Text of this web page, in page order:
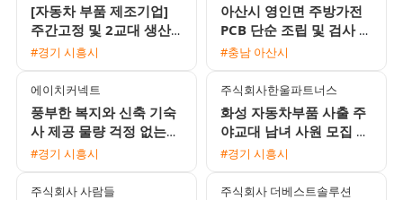
[자동차 부품 제조기업]
주간고정 및 2교대 생산·
물류·검사 사원 모집 (초
#경기 시흥시
아산시 영인면 주방가전
PCB 단순 조립 및 검사 채
용 자차필수
#충남 아산시
에이치커넥트
풍부한 복지와 신축 기숙
사 제공 물량 걱정 없는
전자부품 생산직 모집
#경기 시흥시
주식회사한울파트너스
화성 자동차부품 사출 주
야교대 남녀 사원 모집 안
산 시화 통근버스 운행
#경기 시흥시
주식회사 사람들 주식회사 더베스트솔루션